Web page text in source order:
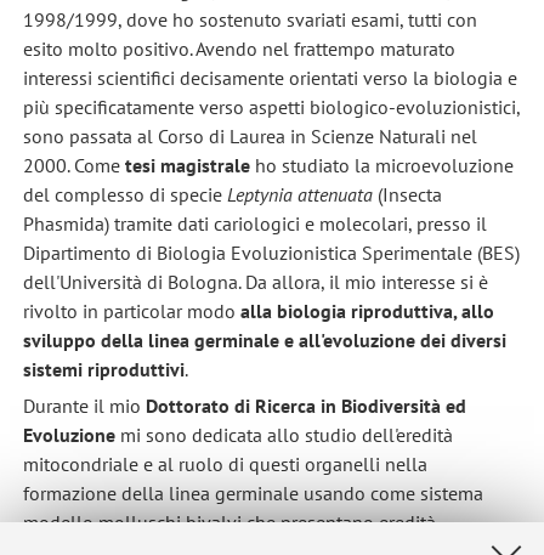
1998/1999, dove ho sostenuto svariati esami, tutti con
esito molto positivo. Avendo nel frattempo maturato
interessi scientifici decisamente orientati verso la biologia e
più specificatamente verso aspetti biologico-evoluzionistici,
sono passata al Corso di Laurea in Scienze Naturali nel
2000. Come tesi magistrale ho studiato la microevoluzione
del complesso di specie Leptynia attenuata(Insecta
Phasmida) tramite dati cariologici e molecolari, presso il
Dipartimento di Biologia Evoluzionistica Sperimentale (BES)
dell'Università di Bologna. Da allora, il mio interesse si è
rivolto in particolar modo alla biologia riproduttiva, allo
sviluppo della linea germinale e all'evoluzione dei diversi
sistemi riproduttivi.
Durante il mio Dottorato di Ricerca in Biodiversità ed
Evoluzionemi sono dedicata allo studio dell'eredità
mitocondriale e al ruolo di questi organelli nella
formazione della linea germinale usando come sistema
modello molluschi bivalvi che presentano eredità